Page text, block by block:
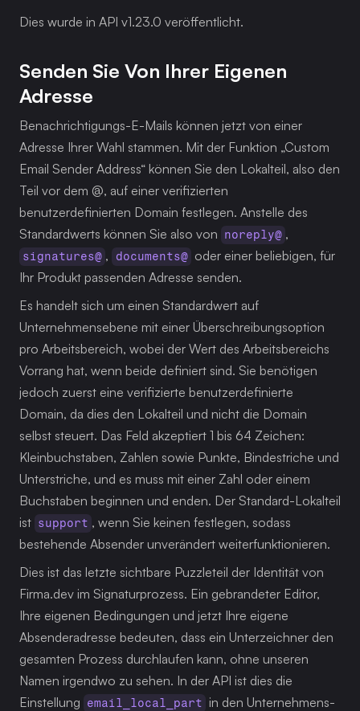
Dies wurde in API v1.23.0 veröffentlicht.
Senden Sie Von Ihrer Eigenen
Adresse
Benachrichtigungs-E-Mails können jetzt von einer
Adresse Ihrer Wahl stammen. Mit der Funktion „Custom
Email Sender Address“ können Sie den Lokalteil, also den
Teil vor dem @, auf einer verifizierten
benutzerdefinierten Domain festlegen. Anstelle des
Standardwerts können Sie also von noreply@
signatures@ , documents@ oder einer beliebigen, für
Ihr Produkt passenden Adresse senden.
Es handelt sich um einen Standardwert auf
Unternehmensebene mit einer Überschreibungsoption
pro Arbeitsbereich, wobei der Wert des Arbeitsbereichs
Vorrang hat, wenn beide definiert sind. Sie benötigen
jedoch zuerst eine verifizierte benutzerdefinierte
Domain, da dies den Lokalteil und nicht die Domain
selbst steuert. Das Feld akzeptiert 1 bis 64 Zeichen:
Kleinbuchstaben, Zahlen sowie Punkte, Bindestriche und
Unterstriche, und es muss mit einer Zahl oder einem
Buchstaben beginnen und enden. Der Standard-Lokalteil
ist support , wenn Sie keinen festlegen, sodass
bestehende Absender unverändert weiterfunktionieren.
Dies ist das letzte sichtbare Puzzleteil der Identität von
Firma.dev im Signaturprozess. Ein gebrandeter Editor,
Ihre eigenen Bedingungen und jetzt Ihre eigene
Absenderadresse bedeuten, dass ein Unterzeichner den
gesamten Prozess durchlaufen kann, ohne unseren
Namen irgendwo zu sehen. In der API ist dies die
Einstellung email_local_part in den Unternehmens-